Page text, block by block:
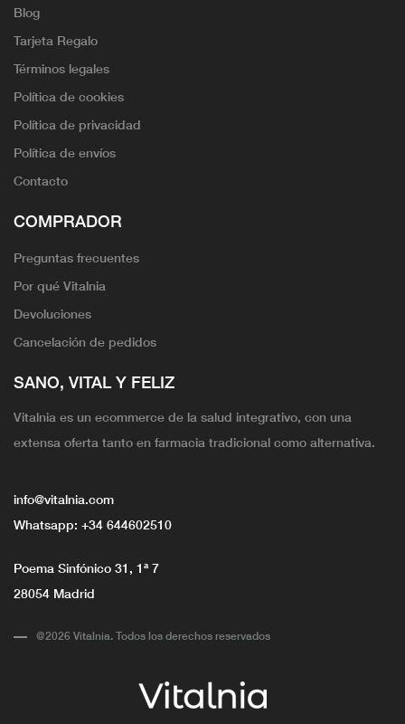
Blog
Tarjeta Regalo
Términos legales
Política de cookies
Política de privacidad
Política de envíos
Contacto
COMPRADOR
Preguntas frecuentes
Por qué Vitalnia
Devoluciones
Cancelación de pedidos
SANO, VITAL Y FELIZ
Vitalnia es un ecommerce de la salud integrativo, con una
extensa oferta tanto en farmacia tradicional como alternativa.
info@vitalnia.com
Whatsapp: +34 644602510
Poema Sinfónico 31, 1ª 7
28054 Madrid
@2026 Vitalnia. Todos los derechos reservados